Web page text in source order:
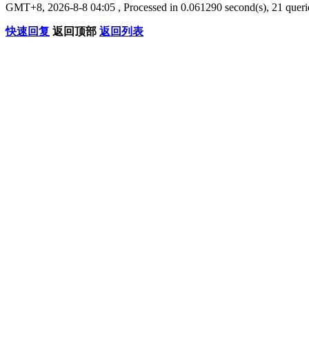
GMT+8, 2026-8-8 04:05 , Processed in 0.061290 second(s), 21
快速回复 返回顶部 返回列表